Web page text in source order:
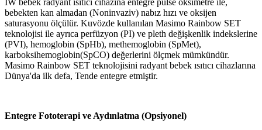
IW bebek radyant ısıtıcı cihazına entegre pulse oksimetre ile,
bebekten kan almadan (Noninvaziv) nabız hızı ve oksijen
saturasyonu ölçülür. Kuvözde kullanılan Masimo Rainbow SET
teknolojisi ile ayrıca perfüzyon (PI) ve pleth değişkenlik indekslerine
(PVI), hemoglobin (SpHb), methemoglobin (SpMet),
karboksihemoglobin(SpCO) değerlerini ölçmek mümkündür.
Masimo Rainbow SET teknolojisini radyant bebek ısıtıcı cihazlarına
Dünya'da ilk defa, Tende entegre etmiştir.
Entegre Fototerapi ve Aydınlatma (Opsiyonel)